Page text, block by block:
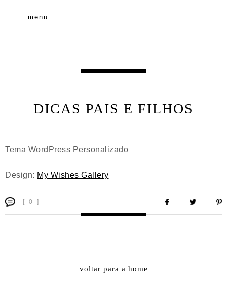
menu
DICAS PAIS E FILHOS
Tema WordPress Personalizado
Design: My Wishes Gallery
[ 0 ]
voltar para a home